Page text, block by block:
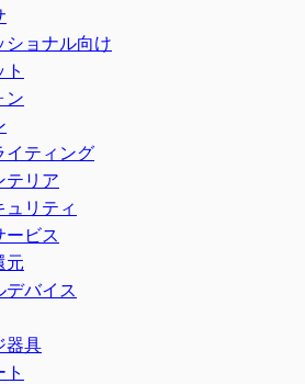
ショナル向け
ン
イティング
テリア
ュリティ
ービス
元
デバイス
器具